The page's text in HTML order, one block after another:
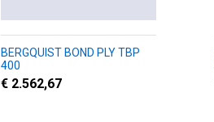
BERGQUIST BOND PLY TBP
400
€ 2.562,67